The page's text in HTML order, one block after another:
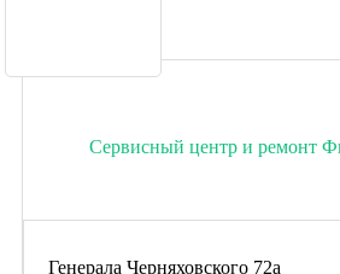
Сервисный центр и ремонт
Генерала Черняховского 72а